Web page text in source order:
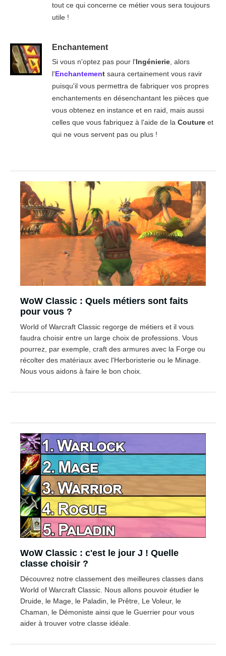
tout ce qui concerne ce métier vous sera toujours
utile !
Enchantement
Si vous n'optez pas pour l'Ingénierie , alors
l'Enchantement saura certainement vous ravir
puisqu'il vous permettra de fabriquer vos propres
enchantements en désenchantant les pièces que
vous obtenez en instance et en raid, mais aussi
celles que vous fabriquez à l'aide de laCouture et
qui ne vous servent pas ou plus !
WoW Classic : Quels métiers sont faits
pour vous ?
World of Warcraft Classic regorge de métiers et il vous
faudra choisir entre un large choix de professions. Vous
pourrez, par exemple, craft des armures avec la Forge ou
récolter des matériaux avec l'Herboristerie ou le Minage.
Nous vous aidons à faire le bon choix.
WoW Classic : c'est le jour J ! Quelle
classe choisir ?
Découvrez notre classement des meilleures classes dans
World of Warcraft Classic. Nous allons pouvoir étudier le
Druide, le Mage, le Paladin, le Prêtre, Le Voleur, le
Chaman, le Démoniste ainsi que le Guerrier pour vous
aider à trouver votre classe idéale.